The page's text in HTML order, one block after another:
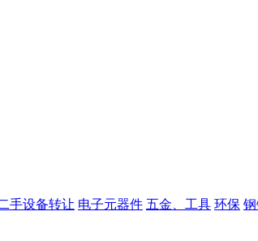
手设备转让 电子元器件 五金、工具 环保